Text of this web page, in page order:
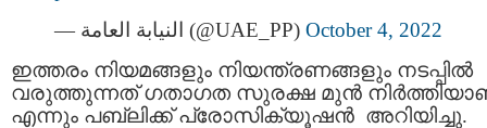
— النيابة العامة (@UAE_PP) October 4, 2022
ഇത്തരം നിയമങ്ങളും നിയന്ത്രണങ്ങളും നടപ്പില്‍
വരുത്തുന്നത് ഗതാഗത സുരക്ഷ മുൻ
എന്നും പബ്ലിക്ക് പ്രോസിക്യൂഷൻ അറിയിച്ചു.